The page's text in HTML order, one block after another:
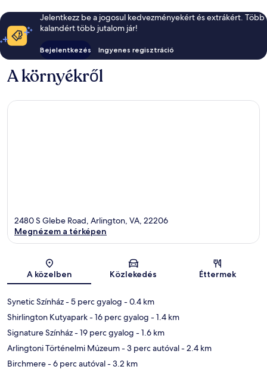
Jelentkezz be a jogosul kedvezményekért és extrákért. Több
kalandért több jutalom jár!
Bejelentkezés Ingyenes regisztráció
A környékről
Térkép
2480 S Glebe Road, Arlington, VA, 22206
Megnézem a térképen
A közelben Közlekedés Éttermek
Synetic Színház- 5 perc gyalog - 0.4 km
Shirlington Kutyapark- 16 perc gyalog - 1.4 km
Signature Színház- 19 perc gyalog - 1.6 km
Arlingtoni Történelmi Múzeum- 3 perc autóval- 2.4 km
Birchmere- 6 perc autóval- 3.2 km